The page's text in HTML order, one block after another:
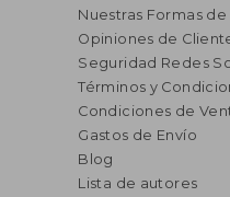
Nuestras Formas
Opiniones de
Seguridad Redes
Términos y
Condiciones de
Gastos de Envío
Blog
Lista de autores